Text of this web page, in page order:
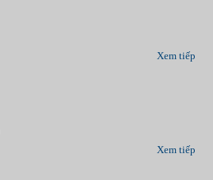
Xem tiếp
Xem tiếp